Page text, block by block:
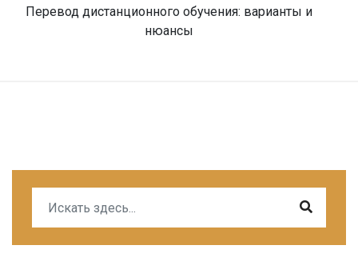
Перевод дистанционного обучения: варианты и
нюансы